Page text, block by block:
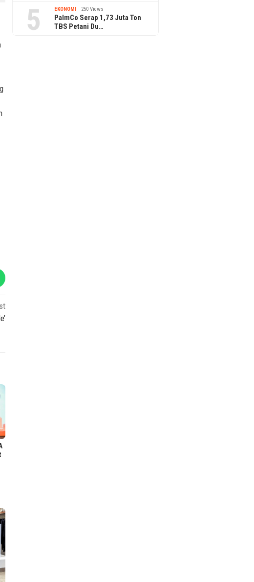
5 EKONOMI 250 Views
PalmCo Serap 1,73 Juta Ton
TBS Petani Du…